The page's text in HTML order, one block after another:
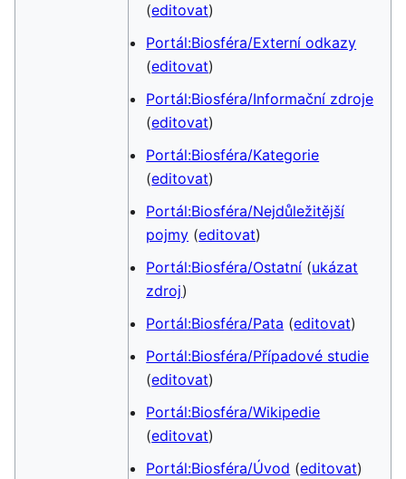
(editovat)
Portál:Biosféra/Externí odkazy
(editovat)
Portál:Biosféra/Informační zdroje
(editovat)
Portál:Biosféra/Kategorie
(editovat)
Portál:Biosféra/Nejdůležitější
pojmy (editovat)
Portál:Biosféra/Ostatní (ukázat
zdroj)
Portál:Biosféra/Pata (editovat)
Portál:Biosféra/Případové studie
(editovat)
Portál:Biosféra/Wikipedie
(editovat)
Portál:Biosféra/Úvod (editovat)